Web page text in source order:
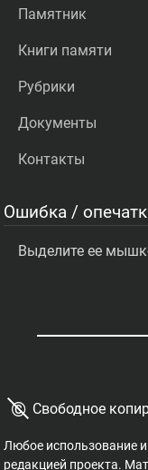
Памятник
Книги памяти
Рубрики
Документы
Контакты
Ошибка /
Выделите ее
© Свободное
Любое использование и
редакцией проекта.